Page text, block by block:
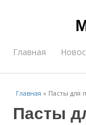
Главная
Главная » Пасты для
Пасты